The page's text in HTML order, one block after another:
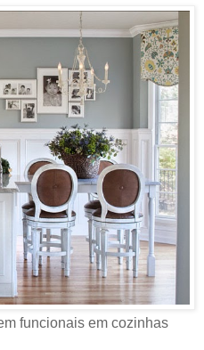
funcionais em cozinhas